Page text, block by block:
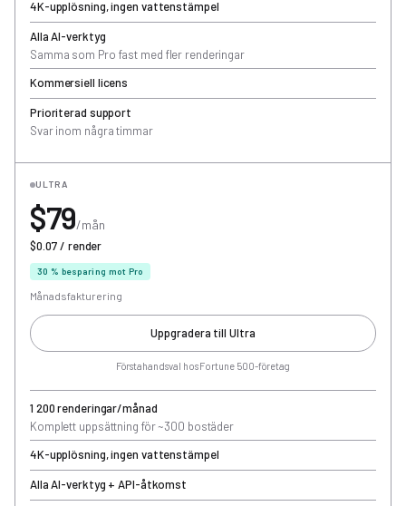
4K-upplösning, ingen vattenstämpel
Alla AI-verktyg
Samma som Pro fast med fler renderingar
Kommersiell licens
Prioriterad support
Svar inom några timmar
ULTRA
$79/mån
$0.07 / render
30 % besparing mot Pro
Månadsfakturering
Uppgradera till Ultra
Förstahandsval hos Fortune 500-företag
1 200 renderingar/månad
Komplett uppsättning för ~300 bostäder
4K-upplösning, ingen vattenstämpel
Alla AI-verktyg + API-åtkomst